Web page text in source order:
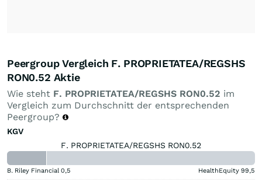
Peergroup Vergleich F. PROPRIETATEA/REGSHS
RON0.52 Aktie
Wie steht F. PROPRIETATEA/REGSHS RON0.52 im
Vergleich zum Durchschnitt der entsprechenden
Peergroup?
KGV
F. PROPRIETATEA/REGSHS RON0.52
B. Riley Financial 0,5 HealthEquity 99,5